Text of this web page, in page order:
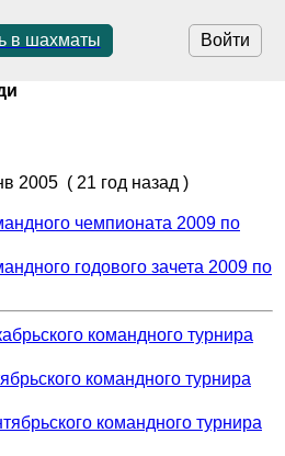
Войти
в шахматы
2005 ( 21 год назад )
чемпионата 2009 по
годового зачета 2009 по
командного турнира
командного турнира
командного турнира